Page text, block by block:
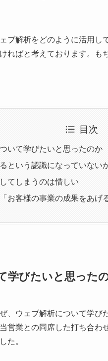
ブ解析をどのように活用し
ればと考えております。も
目次
いて学びたいと思ったのか
という認識になっていない
てしまうのは惜しい
お客様の事業の成果をあげ
学びたいと思った
、ウェブ解析について学び
営業との同席した打ち合
た。